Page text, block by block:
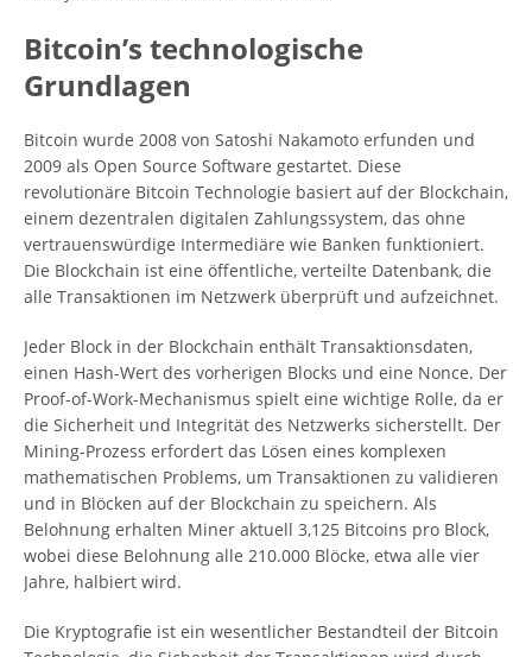
Bitcoin’s technologische
Grundlagen
Bitcoin wurde 2008 von Satoshi Nakamoto erfunden und
2009 als Open Source Software gestartet. Diese
revolutionäre Bitcoin Technologie basiert auf der Blockchain,
einem dezentralen digitalen Zahlungssystem, das ohne
vertrauenswürdige Intermediäre wie Banken funktioniert.
Die Blockchain ist eine öffentliche, verteilte Datenbank, die
alle Transaktionen im Netzwerk überprüft und aufzeichnet.
Jeder Block in der Blockchain enthält Transaktionsdaten,
einen Hash-Wert des vorherigen Blocks und eine Nonce. Der
Proof-of-Work-Mechanismus spielt eine wichtige Rolle, da er
die Sicherheit und Integrität des Netzwerks sicherstellt. Der
Mining-Prozess erfordert das Lösen eines komplexen
mathematischen Problems, um Transaktionen zu validieren
und in Blöcken auf der Blockchain zu speichern. Als
Belohnung erhalten Miner aktuell 3,125 Bitcoins pro Block,
wobei diese Belohnung alle 210.000 Blöcke, etwa alle vier
Jahre, halbiert wird.
Die Kryptografie ist ein wesentlicher Bestandteil der Bitcoin